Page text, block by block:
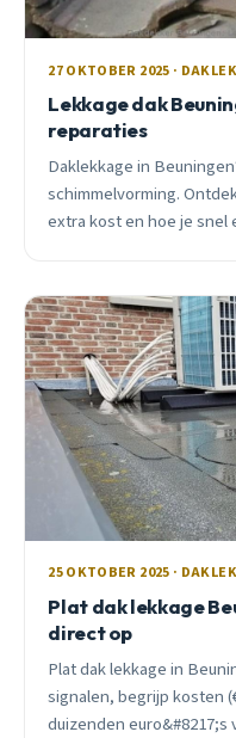
27 OKTOBER 2025 ·
Lekkage dak
reparaties
Daklekkage in
schimmelvorming.
extra kost en hoe je snel
25 OKTOBER 2025 ·
Plat dak lekkage
direct op
Plat dak lekkage in
signalen, begrijp kosten
duizenden